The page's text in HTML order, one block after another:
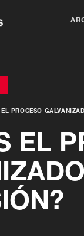
EL PROCESO
EL